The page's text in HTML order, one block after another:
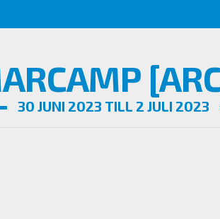
30 JUNI 2023 TILL 2 JULI 2023